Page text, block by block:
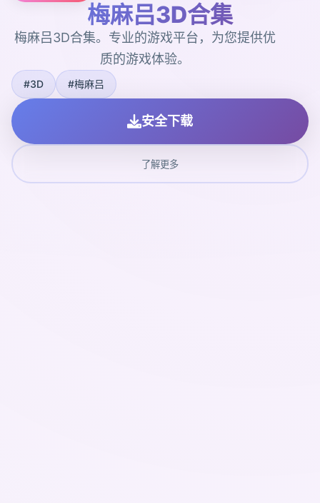
梅麻吕3D合集
梅麻吕3D合集。专业的游戏平台，为您提供优
质的游戏体验。
#3D #梅麻吕
安全下载
了解更多